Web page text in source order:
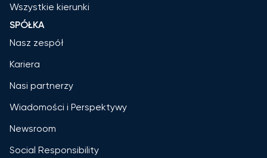
Wszystkie kierunki
SPÓŁKA
Nasz zespół
Kariera
Nasi partnerzy
Wiadomości i Perspektywy
Newsroom
Social Responsibility